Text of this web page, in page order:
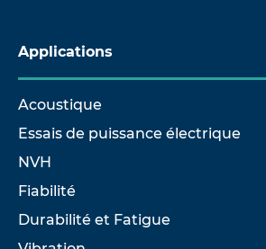
Applications
Acoustique
Essais de puissance électrique
NVH
Fiabilité
Durabilité et Fatigue